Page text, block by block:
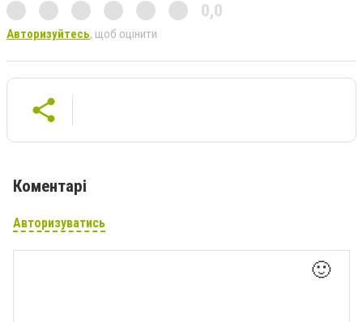
0,0
Авторизуйтесь, щоб оцінити
Коментарі
Авторизуватись
🙂